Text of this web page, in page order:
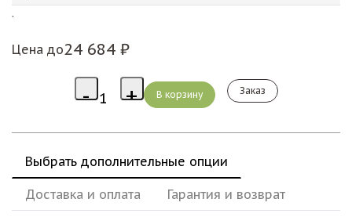
.
Цена до24 684 ₽
Заказ
Выбрать дополнительные опции
Доставка и оплата Гарантия и возврат